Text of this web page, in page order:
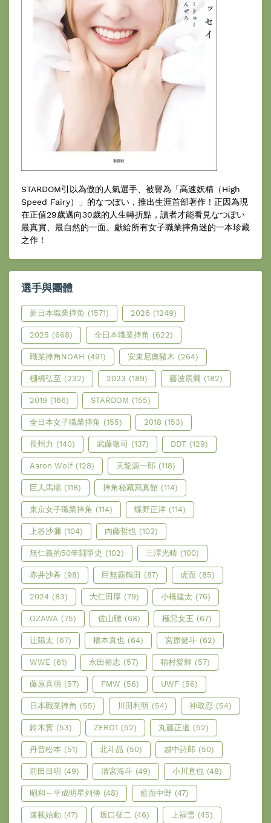
STARDOM引以為傲的人氣選手、被譽為「高速妖精（High
Speed Fairy）」的なつぽい，推出生涯首部著作！正因為現
在正值29歲邁向30歲的人生轉折點，讀者才能看見なつぽい
最真實、最自然的一面。獻給所有女子職業摔角迷的一本珍藏
之作！
選手與團體
新日本職業摔角 (1571) 2026 (1249)
2025 (668) 全日本職業摔角 (622)
職業摔角NOAH (491) 安東尼奧豬木 (264)
棚橋弘至 (232) 2023 (189) 藤波辰爾 (182)
2019 (166) STARDOM (155)
全日本女子職業摔角 (155) 2018 (153)
長州力 (140) 武藤敬司 (137) DDT (129)
Aaron Wolf (128) 天龍源一郎 (118)
巨人馬場 (118) 摔角秘藏寫真館 (114)
東京女子職業摔角 (114) 蝶野正洋 (114)
上谷沙彌 (104) 內藤哲也 (103)
無仁義的50年鬪爭史 (102) 三澤光晴 (100)
赤井沙希 (98) 巨無霸鶴田 (87) 虎面 (85)
2024 (83) 大仁田厚 (79) 小橋建太 (76)
OZAWA (75) 佐山聰 (68) 極惡女王 (67)
辻陽太 (67) 橋本真也 (64) 宮原健斗 (62)
WWE (61) 永田裕志 (57) 稻村愛輝 (57)
藤原喜明 (57) FMW (56) UWF (56)
日本職業摔角 (55) 川田利明 (54) 神取忍 (54)
鈴木實 (53) ZERO1 (52) 丸藤正道 (52)
丹普松本 (51) 北斗晶 (50) 越中詩郎 (50)
前田日明 (49) 清宮海斗 (49) 小川直也 (48)
昭和～平成明星列傳 (48) 藍面中野 (47)
連載始動 (47) 坂口征二 (46) 上福雪 (45)